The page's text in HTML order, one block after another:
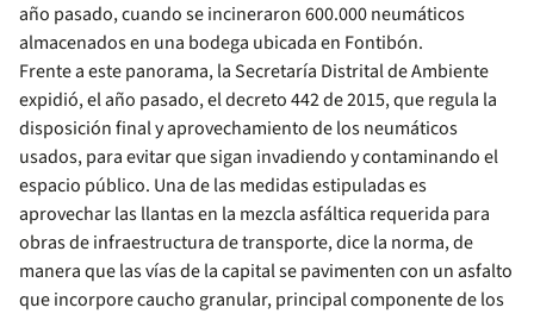
año pasado, cuando se incineraron 600.000 neumáticos
almacenados en una bodega ubicada en Fontibón.
Frente a este panorama, la Secretaría Distrital de Ambiente
expidió, el año pasado, el decreto 442 de 2015, que regula la
disposición final y aprovechamiento de los neumáticos
usados, para evitar que sigan invadiendo y contaminando el
espacio público. Una de las medidas estipuladas es
aprovechar las llantas en la mezcla asfáltica requerida para
obras de infraestructura de transporte, dice la norma, de
manera que las vías de la capital se pavimenten con un asfalto
que incorpore caucho granular, principal componente de los